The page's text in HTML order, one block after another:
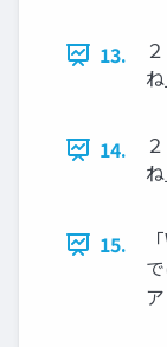
13.
ね
14.
15.